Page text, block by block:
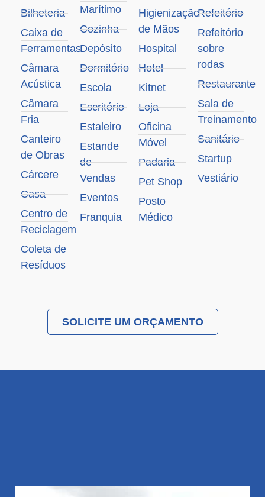
Bilheteria
Caixa de
Ferramentas
Câmara
Acústica
Câmara
Fria
Canteiro
de Obras
Cárcere
Casa
Centro de
Reciclagem
Coleta de
Resíduos
Marítimo
Cozinha
Depósito
Dormitório
Escola
Escritório
Estaleiro
Estande
de
Vendas
Eventos
Franquia
Higienização
de Mãos
Hospital
Hotel
Kitnet
Loja
Oficina
Móvel
Padaria
Pet Shop
Posto
Médico
Refeitório
Refeitório
sobre
rodas
Restaurante
Sala de
Treinamento
Sanitário
Startup
Vestiário
SOLICITE UM ORÇAMENTO